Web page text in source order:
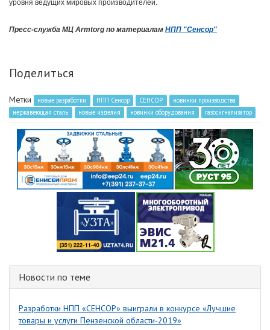
уровня ведущих мировых производителей.
Пресс-служба МЦ Armtorg по материалам НПП "Сенсор"
Поделиться
Метки новые разработки НПП Сенсор СЕНСОР
новинки производства
нержавеющая сталь
новые изделия новинки оборудования газосигнализатор
Новости по теме
Разработки НПП «СЕНСОР» выиграли в конкурсе «Лучшие
товары и услуги Пензенской области-2019»